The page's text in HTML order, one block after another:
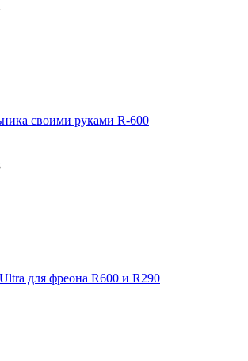
своими руками R-600
для фреона R600 и R290